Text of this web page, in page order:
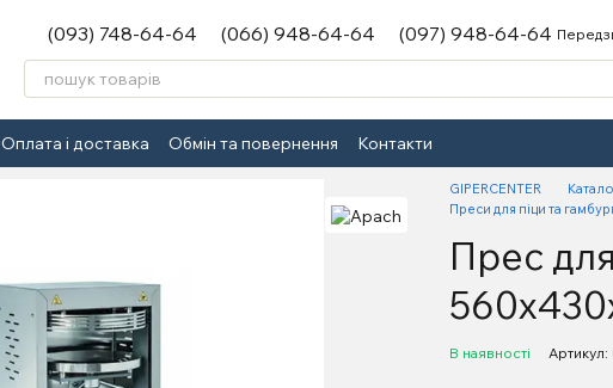
(093) 748-64-64 (066) 948-64-64 (097) 948-64-64
Оплата і доставка Обмін та повернення Контакти
GIPERCENTER
Преси для піци та
Прес
В наявності